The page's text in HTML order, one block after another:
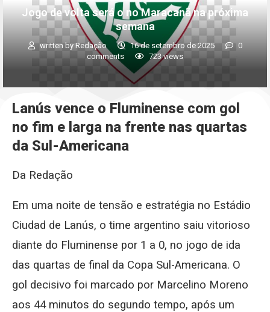
Jogo de volta será o no Maracanã na próxima
semana
written by Redação 16 de setembro de 2025
0
comments
723views
Lanús vence o Fluminense com gol
no fim e larga na frente nas quartas
da Sul-Americana
Da Redação
Em uma noite de tensão e estratégia no Estádio
Ciudad de Lanús, o time argentino saiu vitorioso
diante do Fluminense por 1 a 0, no jogo de ida
das quartas de final da Copa Sul-Americana. O
gol decisivo foi marcado por Marcelino Moreno
aos 44 minutos do segundo tempo, após um